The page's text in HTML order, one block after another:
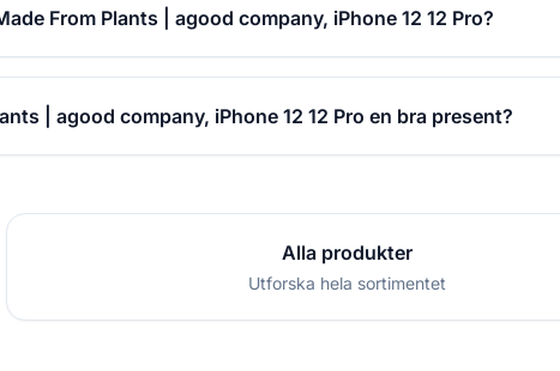
From Plants | agood company, iPhone 12 12 Pro?
| agood company, iPhone 12 12 Pro en bra present?
Alla produkter
Utforska hela sortimentet